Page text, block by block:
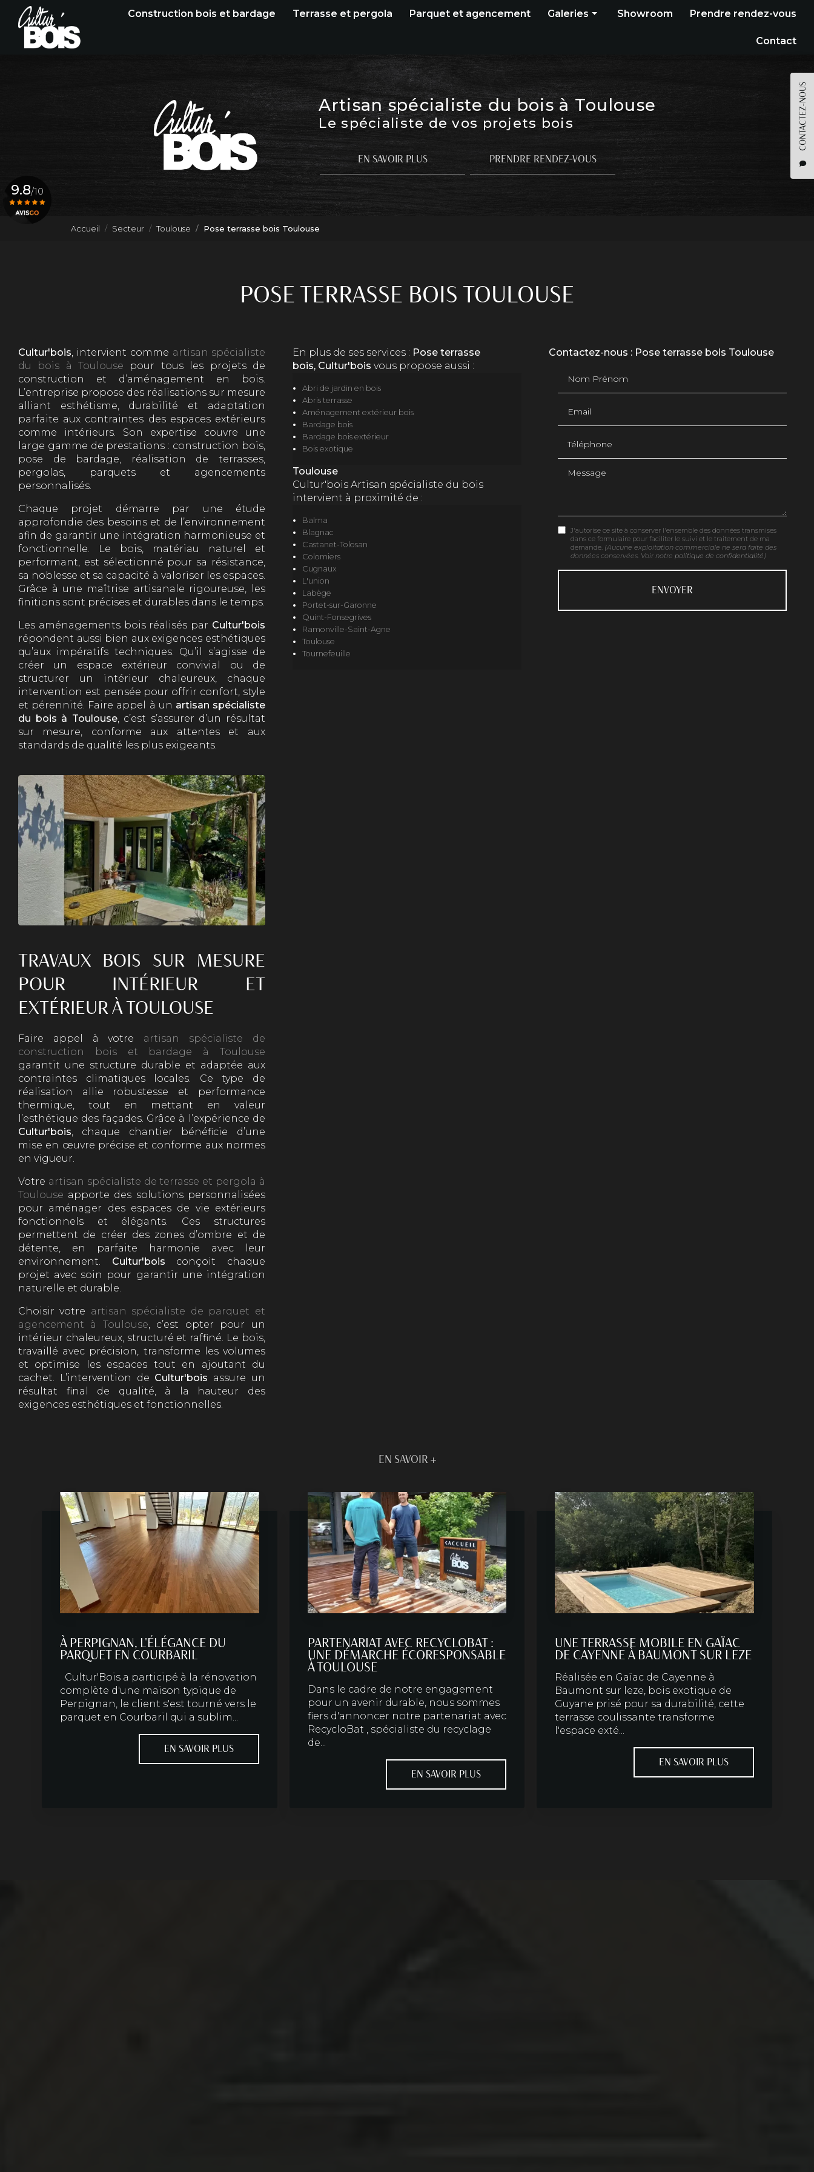
contenu
principal
CONTACTEZ-NOUS
Construction bois et bardage Terrasse et pergola Parquet et agencement Galeries
Pergola
Parquet
Showroom Prendre rendez-vous
Contact
Artisan spécialiste du bois à Toulouse
Le spécialiste de vos projets bois
EN SAVOIR PLUS PRENDRE RENDEZ-VOUS
9.8/10
Accueil Secteur Toulouse Pose terrasse bois Toulouse
POSE TERRASSE BOIS TOULOUSE
Cultur'bois, intervient comme artisan spécialiste
du bois à Toulouse pour tous les projets de
construction et d’aménagement en bois.
L’entreprise propose des réalisations sur mesure
alliant esthétisme, durabilité et adaptation
parfaite aux contraintes des espaces extérieurs
comme intérieurs. Son expertise couvre une
large gamme de prestations : construction bois,
pose de bardage, réalisation de terrasses,
pergolas, parquets et agencements
personnalisés.
Chaque projet démarre par une étude
approfondie des besoins et de l’environnement
afin de garantir une intégration harmonieuse et
fonctionnelle. Le bois, matériau naturel et
performant, est sélectionné pour sa résistance,
sa noblesse et sa capacité à valoriser les espaces.
Grâce à une maîtrise artisanale rigoureuse, les
finitions sont précises et durables dans le temps.
Les aménagements bois réalisés par Cultur'bois
répondent aussi bien aux exigences esthétiques
qu’aux impératifs techniques. Qu’il s’agisse de
créer un espace extérieur convivial ou de
structurer un intérieur chaleureux, chaque
intervention est pensée pour offrir confort, style
et pérennité. Faire appel à un artisan spécialiste
du bois à Toulouse, c’est s’assurer d’un résultat
sur mesure, conforme aux attentes et aux
standards de qualité les plus exigeants.
TRAVAUX BOIS SUR MESURE
POUR INTÉRIEUR ET
EXTÉRIEUR À TOULOUSE
Faire appel à votre artisan spécialiste de
construction bois et bardage à Toulouse
garantit une structure durable et adaptée aux
contraintes climatiques locales. Ce type de
réalisation allie robustesse et performance
thermique, tout en mettant en valeur
l’esthétique des façades. Grâce à l’expérience de
Cultur'bois , chaque chantier bénéficie d’une
mise en œuvre précise et conforme aux normes
en vigueur.
Votre artisan spécialiste de terrasse et pergola à
Toulouse apporte des solutions personnalisées
pour aménager des espaces de vie extérieurs
fonctionnels et élégants. Ces structures
permettent de créer des zones d’ombre et de
détente, en parfaite harmonie avec leur
environnement. Cultur'bois conçoit chaque
projet avec soin pour garantir une intégration
naturelle et durable.
Choisir votre artisan spécialiste de parquet et
agencement à Toulouse , c’est opter pour un
intérieur chaleureux, structuré et raffiné. Le bois,
travaillé avec précision, transforme les volumes
et optimise les espaces tout en ajoutant du
cachet. L’intervention de Cultur'bois assure un
résultat final de qualité, à la hauteur des
exigences esthétiques et fonctionnelles.
En plus de ses services : Pose terrasse
bois, Cultur'bois vous propose aussi :
Abri de jardin en bois
Abris terrasse
Aménagement extérieur bois
Bardage bois
Bardage bois extérieur
Bois exotique
Toulouse
Cultur'bois Artisan spécialiste du bois
intervient à proximité de :
Balma
Blagnac
Castanet-Tolosan
Colomiers
Cugnaux
L'union
Labège
Portet-sur-Garonne
Quint-Fonsegrives
Ramonville-Saint-Agne
Toulouse
Tournefeuille
Contactez-nous : Pose terrasse bois Toulouse
Message
J'autorise ce site à conserver l'ensemble des données transmises
dans ce formulaire pour faciliter le suivi et le traitement de ma
demande. (Aucune exploitation commerciale ne sera faite des
données conservées. Voir notre politique de confidentialité )
EN SAVOIR +
À PERPIGNAN, L'ÉLÉGANCE DU
PARQUET EN COURBARIL
Cultur'Bois a participé à la rénovation
complète d'une maison typique de
Perpignan, le client s'est tourné vers le
parquet en Courbaril qui a sublim...
EN SAVOIR PLUS
PARTENARIAT AVEC RECYCLOBAT :
UNE DÉMARCHE ÉCORESPONSABLE
À TOULOUSE
Dans le cadre de notre engagement
pour un avenir durable, nous sommes
fiers d'annoncer notre partenariat avec
RecycloBat , spécialiste du recyclage
de...
EN SAVOIR PLUS
UNE TERRASSE MOBILE EN GAÏAC
DE CAYENNE À BAUMONT SUR LEZE
Réalisée en Gaïac de Cayenne à
Baumont sur leze, bois exotique de
Guyane prisé pour sa durabilité, cette
terrasse coulissante transforme
l'espace exté...
EN SAVOIR PLUS